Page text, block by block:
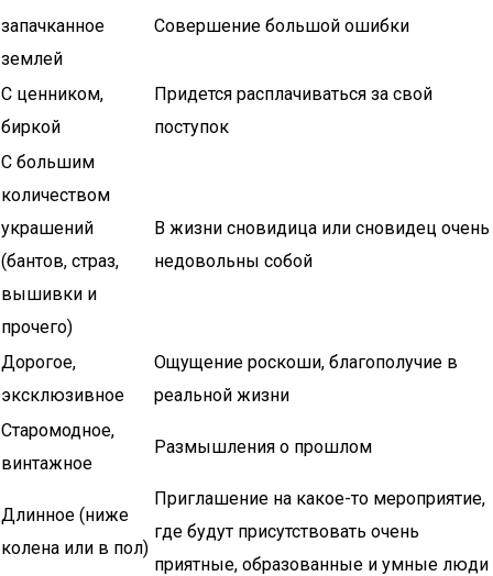
запачканное
землей
Совершение большой ошибки
С ценником,
биркой
Придется расплачиваться за свой
поступок
С большим
количеством
украшений
(бантов, страз,
вышивки и
прочего)
В жизни сновидица или сновидец очень
недовольны собой
Дорогое,
эксклюзивное
Ощущение роскоши, благополучие в
реальной жизни
Старомодное,
винтажное
Размышления о прошлом
Длинное (ниже
колена или в пол)
Приглашение на какое-то мероприятие,
где будут присутствовать очень
приятные, образованные и умные люди